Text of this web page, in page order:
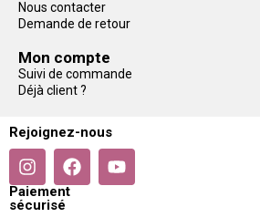
Nous contacter
Demande de retour
Mon compte
Suivi de commande
Déjà client ?
Rejoignez-nous
Paiement
sécurisé